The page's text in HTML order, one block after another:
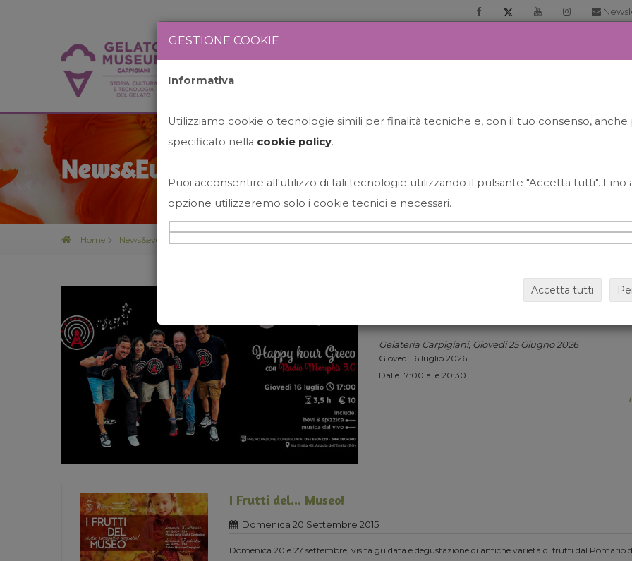
News&Events
Home News&events
HAPPY HOUR GRECO CON
RADIO MEMPHIS 3.0.
Gelateria Carpigiani, Giovedi 25 Giugno 2026
Giovedì 16 luglio 2026
Dalle 17:00 alle 20:30
I Frutti del... Museo!
Domenica 20 Settembre 2015
Domenica 20 e 27 settembre, visita guidata e degustazione di antiche varietà di frutti dal Pomario
GESTIONE COOKIE
Informativa
Utilizziamo cookie o tecnologie simili per finalità tecniche e, con il tuo consenso,
specificato nella cookie policy.
Puoi acconsentire all'utilizzo di tali tecnologie utilizzando il pulsante "Accetta tutti". Fino
opzione utilizzeremo solo i cookie tecnici e necessari.
Accetta tutti